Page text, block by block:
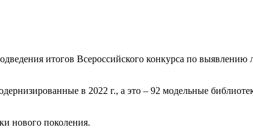
итогов Всероссийского конкурса по
в 2022 г., а это – 92 модельные
нового поколения.